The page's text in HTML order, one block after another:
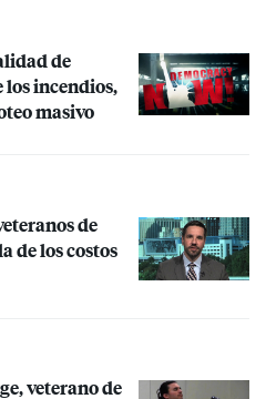
de
los incendios,
masivo
de
de los costos
veterano de